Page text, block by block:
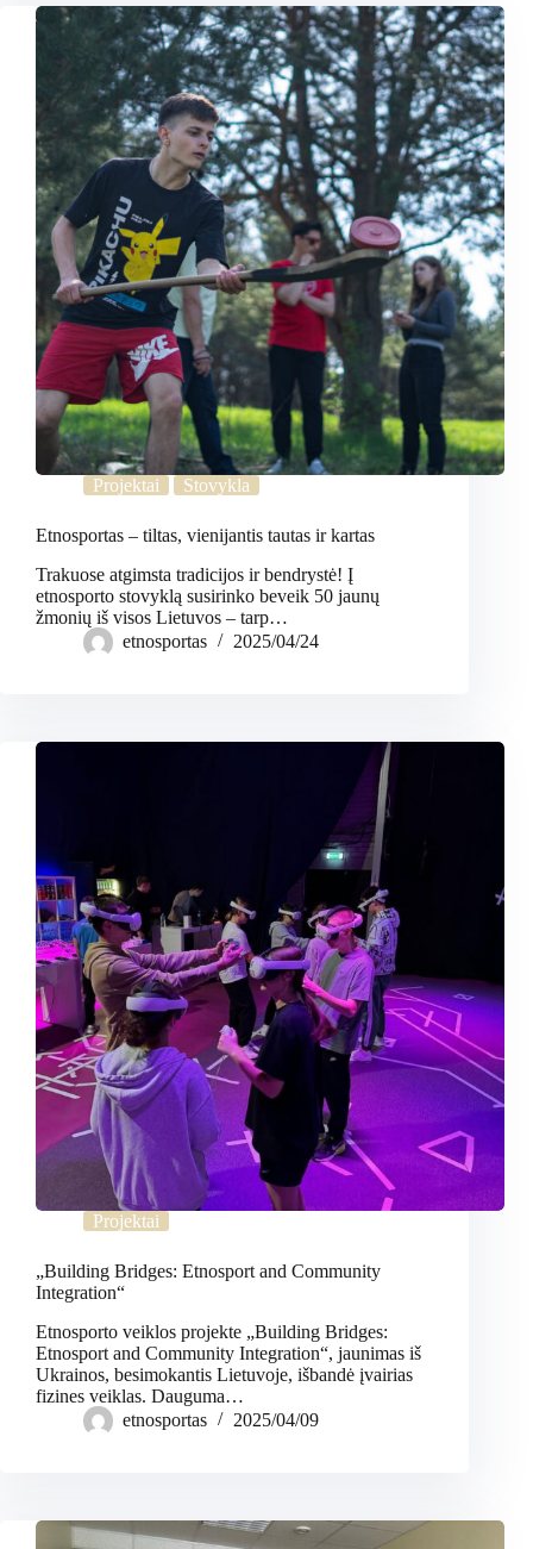
Projektai Stovykla
Etnosportas – tiltas, vienijantis tautas ir kartas
Trakuose atgimsta tradicijos ir bendrystė! Į
etnosporto stovyklą susirinko beveik 50 jaunų
žmonių iš visos Lietuvos – tarp…
etnosportas
2025/04/24
Projektai
„Building Bridges: Etnosport and Community
Integration“
Etnosporto veiklos projekte „Building Bridges:
Etnosport and Community Integration“, jaunimas iš
Ukrainos, besimokantis Lietuvoje, išbandė įvairias
fizines veiklas. Dauguma…
etnosportas
2025/04/09